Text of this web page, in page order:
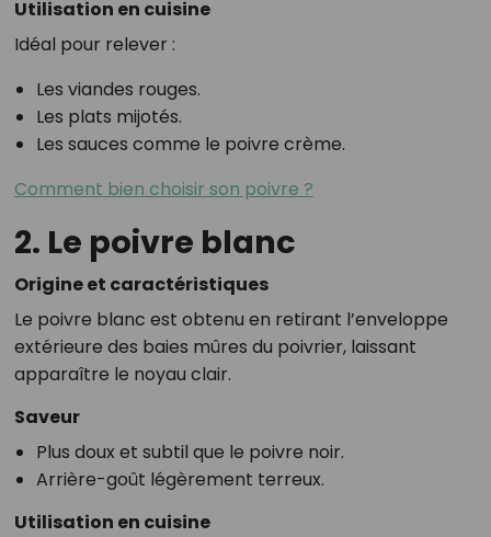
Utilisation en cuisine
Idéal pour relever :
Les viandes rouges.
Les plats mijotés.
Les sauces comme le poivre crème.
Comment bien choisir son poivre ?
2. Le poivre blanc
Origine et caractéristiques
Le poivre blanc est obtenu en retirant l’enveloppe
extérieure des baies mûres du poivrier, laissant
apparaître le noyau clair.
Saveur
Plus doux et subtil que le poivre noir.
Arrière-goût légèrement terreux.
Utilisation en cuisine